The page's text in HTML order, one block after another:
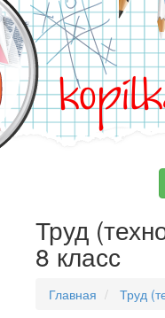
Труд
8 класс
Главная Труд